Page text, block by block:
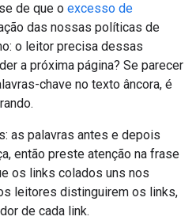
de que o excesso de
das nossas políticas de
o leitor precisa dessas
a próxima página? Se parecer
chave no texto âncora, é
as palavras antes e depois
então preste atenção na frase
os links colados uns nos
leitores distinguirem os links,
de cada link.